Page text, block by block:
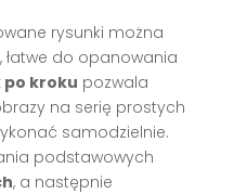
rysunki można
łatwe do opanowania
kroku pozwala
na serię prostych
samodzielnie.
podstawowych
, a następnie